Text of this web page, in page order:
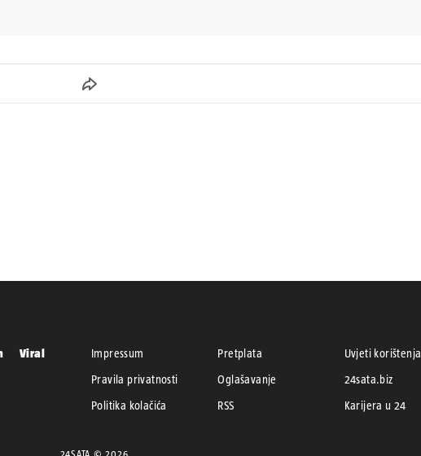
Viral Impressum Pretplata
Uvjeti korištenja
Pravila privatnosti
Oglašavanje
24sata.biz
Politika kolačića
RSS Karijera u 24